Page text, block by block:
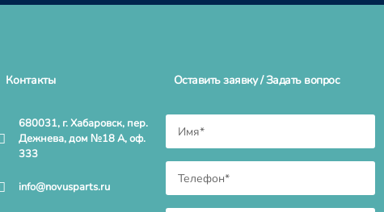
Контакты
680031, г. Хабаровск, пер.
Дежнева, дом №18 А, оф.
333
info@novusparts.ru
Оставить заявку / Задать вопрос